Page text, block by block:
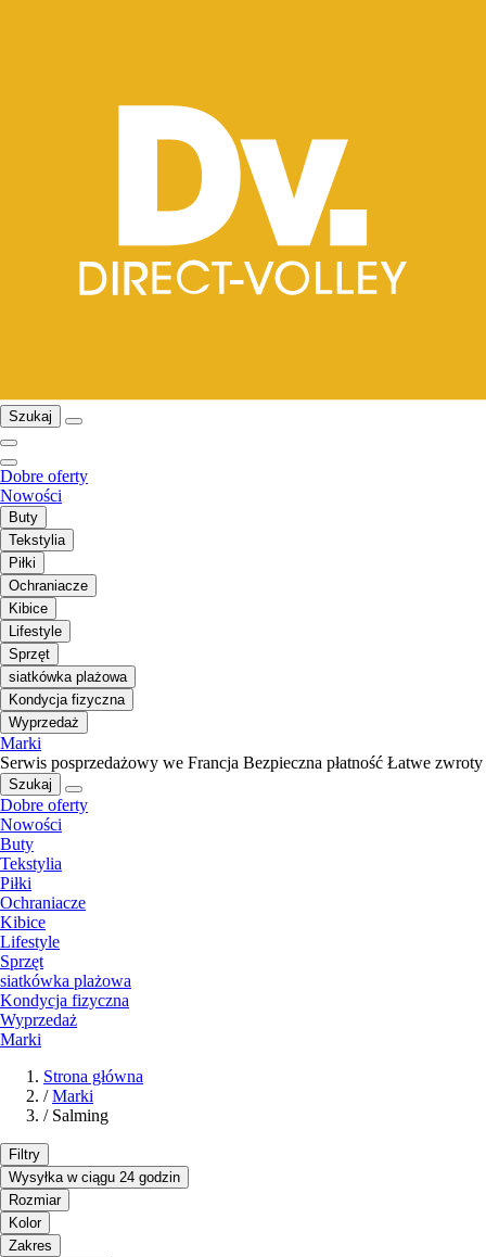
Szukaj
Dobre oferty
Nowości
Buty
Tekstylia
Piłki
Ochraniacze
Kibice
Lifestyle
Sprzęt
siatkówka plażowa
Kondycja fizyczna
Wyprzedaż
Marki
Serwis posprzedażowy we Francja Bezpieczna płatność Łatwe zwroty
Szukaj
Dobre oferty
Nowości
Buty
Tekstylia
Piłki
Ochraniacze
Kibice
Lifestyle
Sprzęt
siatkówka plażowa
Kondycja fizyczna
Wyprzedaż
Marki
Strona główna
/ Marki
/ Salming
Filtry
Wysyłka w ciągu 24 godzin
Rozmiar
Kolor
Zakres